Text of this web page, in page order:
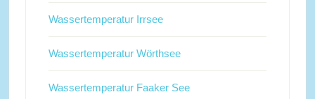
Wassertemperatur Irrsee
Wassertemperatur Wörthsee
Wassertemperatur Faaker See